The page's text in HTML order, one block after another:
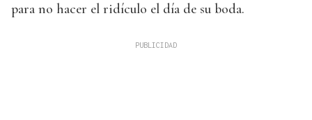
para no hacer el ridículo el día de su boda.